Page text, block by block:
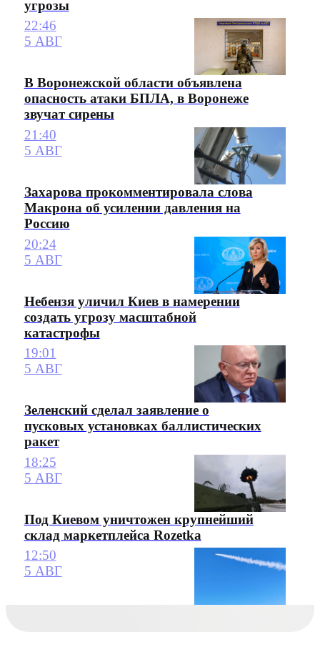
угрозы
22:46
5 АВГ
В Воронежской области объявлена
опасность атаки БПЛА, в Воронеже
звучат сирены
21:40
5 АВГ
Захарова прокомментировала слова
Макрона об усилении давления на
Россию
20:24
5 АВГ
Небензя уличил Киев в намерении
создать угрозу масштабной
катастрофы
19:01
5 АВГ
Зеленский сделал заявление о
пусковых установках баллистических
ракет
18:25
5 АВГ
Под Киевом уничтожен крупнейший
склад маркетплейса Rozetka
12:50
5 АВГ